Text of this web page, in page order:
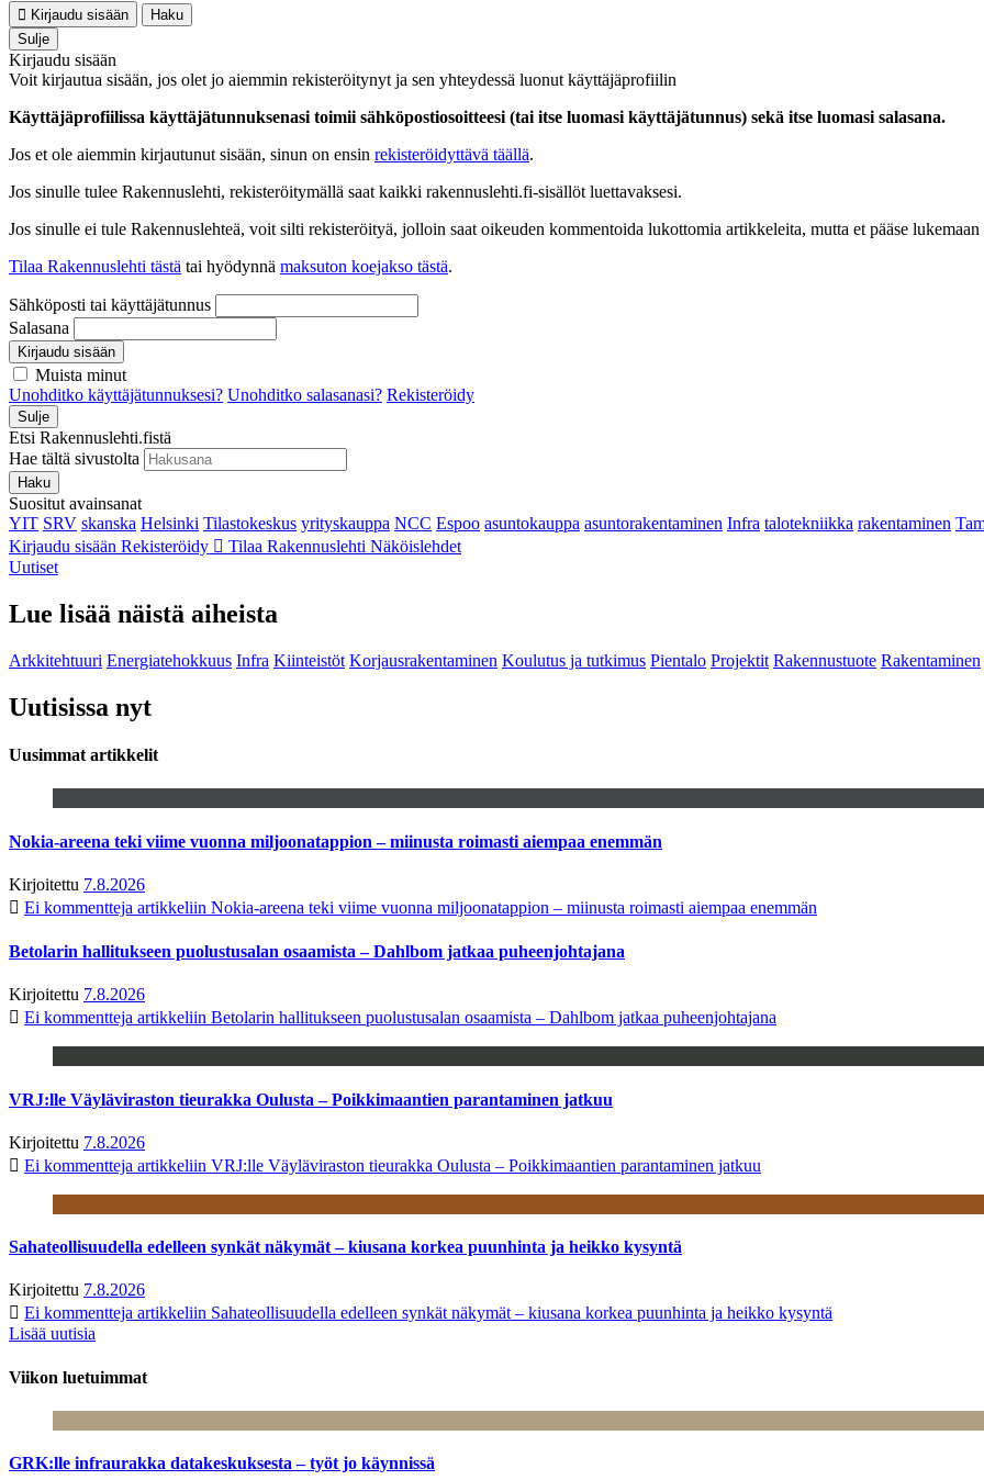
Kirjaudu sisään
Haku
Sulje
Kirjaudu sisään
Voit kirjautua sisään, jos olet jo aiemmin rekisteröitynyt ja sen yhteydessä luonut käyttäjäprofiilin
Käyttäjäprofiilissa käyttäjätunnuksenasi toimii sähköpostiosoitteesi (tai itse luomasi käyttäjätunnus) sekä itse luomasi salasana.
Jos et ole aiemmin kirjautunut sisään, sinun on ensin rekisteröidyttävä täällä.
Jos sinulle tulee Rakennuslehti, rekisteröitymällä saat kaikki rakennuslehti.fi-sisällöt luettavaksesi.
Jos sinulle ei tule Rakennuslehteä, voit silti rekisteröityä, jolloin saat oikeuden kommentoida lukottomia artikkeleita, mutta et pääse
Tilaa Rakennuslehti tästä tai hyödynnä maksuton koejakso tästä.
Sähköposti tai käyttäjätunnus
Salasana
Kirjaudu sisään
Muista minut
Unohditko käyttäjätunnuksesi? Unohditko salasanasi? Rekisteröidy
Sulje
Etsi Rakennuslehti.fistä
Hae tältä sivustolta
Haku
Suositut avainsanat
YIT SRV skanska Helsinki Tilastokeskus yrityskauppa NCC Espoo asuntokauppa asuntorakentaminen Infra talotekniikka rakentaminen
Kirjaudu sisään Rekisteröidy Tilaa Rakennuslehti Näköislehdet
Uutiset
Lue lisää näistä aiheista
Arkkitehtuuri Energiatehokkuus Infra Kiinteistöt Korjausrakentaminen Koulutus ja tutkimus Pientalo Projektit Rakennustuote Rakentaminen
Uutisissa nyt
Uusimmat artikkelit
Nokia-areena teki viime vuonna miljoonatappion – miinusta roimasti aiempaa enemmän
Kirjoitettu 7.8.2026
Ei kommentteja artikkeliin Nokia-areena teki viime vuonna miljoonatappion – miinusta roimasti aiempaa enemmän
Betolarin hallitukseen puolustusalan osaamista – Dahlbom jatkaa puheenjohtajana
Kirjoitettu 7.8.2026
Ei kommentteja artikkeliin Betolarin hallitukseen puolustusalan osaamista – Dahlbom jatkaa puheenjohtajana
VRJ:lle Väyläviraston tieurakka Oulusta – Poikkimaantien parantaminen jatkuu
Kirjoitettu 7.8.2026
Ei kommentteja artikkeliin VRJ:lle Väyläviraston tieurakka Oulusta – Poikkimaantien parantaminen jatkuu
Sahateollisuudella edelleen synkät näkymät – kiusana korkea puunhinta ja heikko kysyntä
Kirjoitettu 7.8.2026
Ei kommentteja artikkeliin Sahateollisuudella edelleen synkät näkymät – kiusana korkea puunhinta ja heikko kysyntä
Lisää uutisia
Viikon luetuimmat
GRK:lle infraurakka datakeskuksesta – työt jo käynnissä